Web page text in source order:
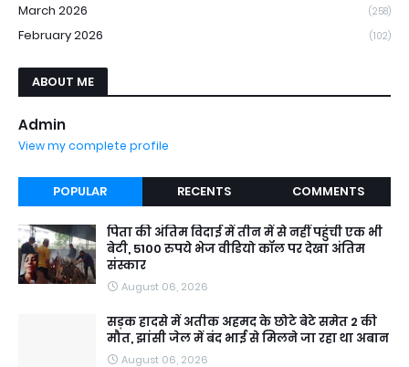
March 2026 (258)
February 2026 (102)
ABOUT ME
Admin
View my complete profile
POPULAR RECENTS COMMENTS
पिता की अंतिम विदाई में तीन में से नहीं पहुंची एक भी
बेटी, 5100 रुपये भेज वीडियो कॉल पर देखा अंतिम
संस्कार
August 06, 2026
सड़क हादसे में अतीक अहमद के छोटे बेटे समेत 2 की
मौत, झांसी जेल में बंद भाई से मिलने जा रहा था अबान
August 06, 2026